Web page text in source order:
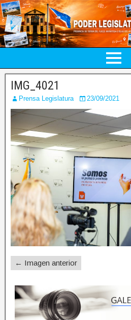
IMG_4021
Prensa Legislatura 23/09/2021
← Imagen anterior